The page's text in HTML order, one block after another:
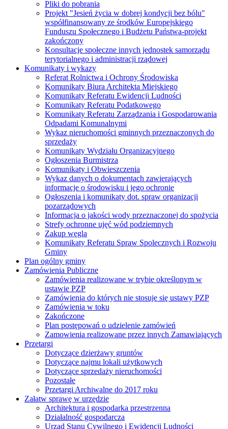
Pliki do pobrania
Projekt "Jesień życia w dobrej kondycji bez bólu"
współfinansowany ze środków Europejskiego
Funduszu Społecznego i Budżetu Państwa-projekt
zakończony
Konsultacje społeczne innych jednostek samorządu
terytorialnego i administracji rządowej
Komunikaty i wykazy
Referat Rolnictwa i Ochrony Środowiska
Komunikaty Biura Architekta Miejskiego
Komunikaty Referatu Ewidencji Ludności
Komunikaty Referatu Podatkowego
Komunikaty Referatu Zarządzania i Gospodarowania
Odpadami Komunalnymi
Wykaz nieruchomości gminnych przeznaczonych do
sprzedaży
Komunikaty Wydziału Organizacyjnego
Ogłoszenia Burmistrza
Komunikaty i Obwieszczenia
Wykaz danych o dokumentach zawierających
informacje o środowisku i jego ochronie
Ogłoszenia i komunikaty dot. spraw organizacji
pozarządowych
Informacja o jakości wody przeznaczonej do spożycia
Strefy ochronne ujęć wód podziemnych
Zakup węgla
Komunikaty Referatu Spraw Spolecznych i Rozwoju
Gminy
Plan ogólny gminy
Zamówienia Publiczne
Zamówienia realizowane w trybie określonym w
ustawie PZP
Zamówienia do których nie stosuje się ustawy PZP
Zamówienia w toku
Zakończone
Plan postępowań o udzielenie zamówień
Zamowienia realizowane przez innych Zamawiających
Przetargi
Dotyczące dzierżawy gruntów
Dotyczące najmu lokali użytkowych
Dotyczące sprzedaży nieruchomości
Pozostałe
Przetargi Archiwalne do 2017 roku
Załatw sprawę w urzędzie
Architektura i gospodarka przestrzenna
Działalność gospodarcza
Urząd Stanu Cywilnego i Ewidencji Ludności